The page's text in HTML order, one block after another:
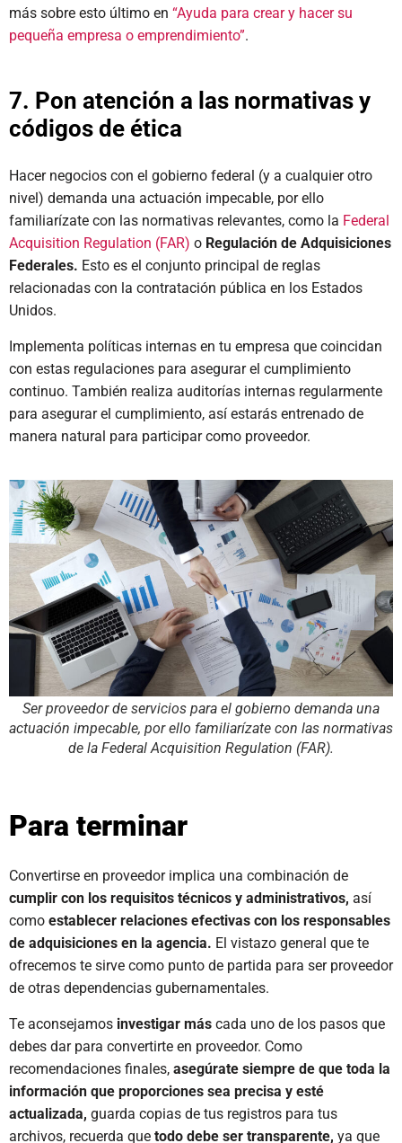
más sobre esto último en “Ayuda para crear y hacer su
pequeña empresa o emprendimiento”.
7. Pon atención a las normativas y
códigos de ética
Hacer negocios con el gobierno federal (y a cualquier otro
nivel) demanda una actuación impecable, por ello
familiarízate con las normativas relevantes, como la Federal
Acquisition Regulation (FAR) o Regulación de Adquisiciones
Federales. Esto es el conjunto principal de reglas
relacionadas con la contratación pública en los Estados
Unidos.
Implementa políticas internas en tu empresa que coincidan
con estas regulaciones para asegurar el cumplimiento
continuo. También realiza auditorías internas regularmente
para asegurar el cumplimiento, así estarás entrenado de
manera natural para participar como proveedor.
Ser proveedor de servicios para el gobierno demanda una
actuación impecable, por ello familiarízate con las normativas
de la Federal Acquisition Regulation (FAR).
Para terminar
Convertirse en proveedor implica una combinación de
cumplir con los requisitos técnicos y administrativos, así
como establecer relaciones efectivas con los responsables
de adquisiciones en la agencia. El vistazo general que te
ofrecemos te sirve como punto de partida para ser proveedor
de otras dependencias gubernamentales.
Te aconsejamos investigar más cada uno de los pasos que
debes dar para convertirte en proveedor. Como
recomendaciones finales, asegúrate siempre de que toda la
información que proporciones sea precisa y esté
actualizada, guarda copias de tus registros para tus
archivos, recuerda que todo debe ser transparente, ya que